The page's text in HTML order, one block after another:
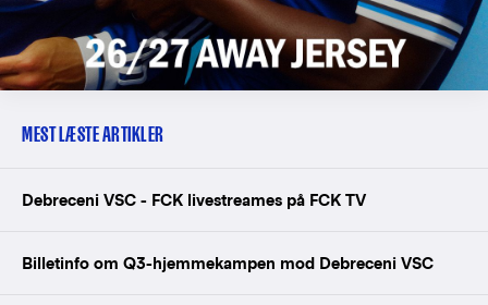
MEST LÆSTE ARTIKLER
Debreceni VSC - FCK livestreames på FCK TV
Billetinfo om Q3-hjemmekampen mod Debreceni VSC